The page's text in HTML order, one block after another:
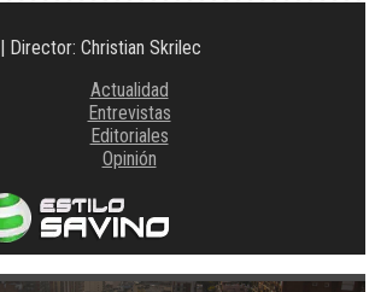
| Director: Christian Skrilec
Actualidad
Entrevistas
Editoriales
Opinión